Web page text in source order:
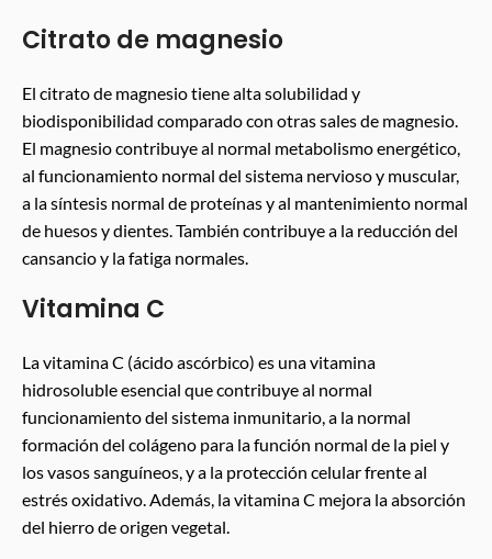
Citrato de magnesio
El citrato de magnesio tiene alta solubilidad y
biodisponibilidad comparado con otras sales de magnesio.
El magnesio contribuye al normal metabolismo energético,
al funcionamiento normal del sistema nervioso y muscular,
a la síntesis normal de proteínas y al mantenimiento normal
de huesos y dientes. También contribuye a la reducción del
cansancio y la fatiga normales.
Vitamina C
La vitamina C (ácido ascórbico) es una vitamina
hidrosoluble esencial que contribuye al normal
funcionamiento del sistema inmunitario, a la normal
formación del colágeno para la función normal de la piel y
los vasos sanguíneos, y a la protección celular frente al
estrés oxidativo. Además, la vitamina C mejora la absorción
del hierro de origen vegetal.